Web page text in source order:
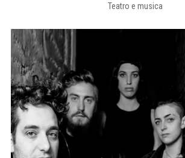
Teatro e musica